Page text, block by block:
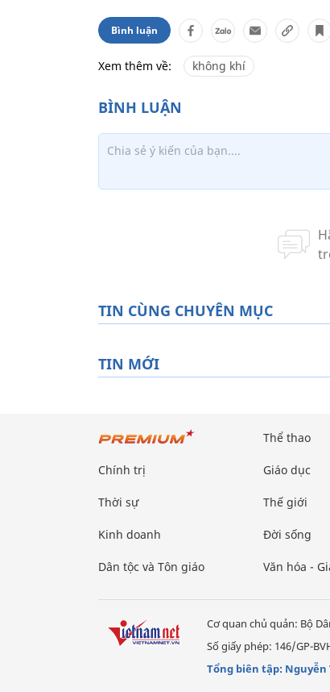
Bình luận
Xem thêm về: không khí
TIN CÙNG CHUYÊN MỤC
TIN MỚI
Chính trị
Thời sự
Kinh doanh
Dân tộc và Tôn giáo
Thể thao
Giáo dục
Thế giới
Đời sống
Văn hóa -
Cơ quan chủ quản: Bộ
Số giấy phép: 146/GP-
Tổng biên tập: Nguyễn